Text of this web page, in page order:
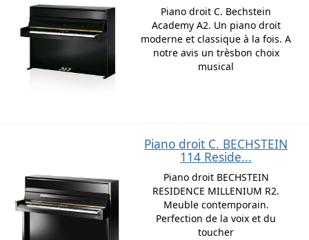
Piano droit C. Bechstein
Academy A2. Un piano droit
moderne et classique à la fois. A
notre avis un trèsbon choix
musical
Piano droit C. BECHSTEIN
114 Reside...
Piano droit BECHSTEIN
RESIDENCE MILLENIUM R2.
Meuble contemporain.
Perfection de la voix et du
toucher